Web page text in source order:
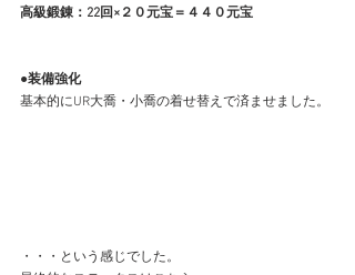
高級鍛錬：22回×２０元宝＝４４０元宝
●装備強化
基本的にUR大喬・小喬の着せ替えで済ませました。
・・・という感じでした。